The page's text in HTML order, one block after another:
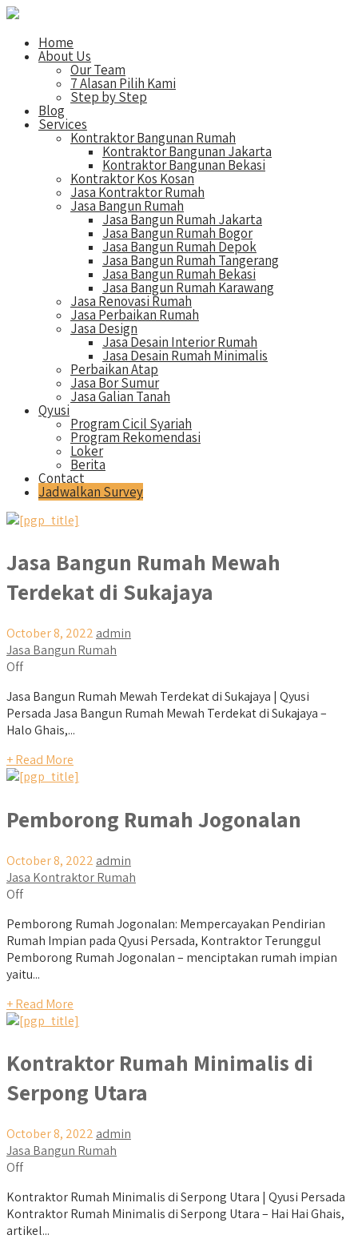
Home
About Us
Our Team
7 Alasan Pilih Kami
Step by Step
Blog
Services
Kontraktor Bangunan Rumah
Kontraktor Bangunan Jakarta
Kontraktor Bangunan Bekasi
Kontraktor Kos Kosan
Jasa Kontraktor Rumah
Jasa Bangun Rumah
Jasa Bangun Rumah Jakarta
Jasa Bangun Rumah Bogor
Jasa Bangun Rumah Depok
Jasa Bangun Rumah Tangerang
Jasa Bangun Rumah Bekasi
Jasa Bangun Rumah Karawang
Jasa Renovasi Rumah
Jasa Perbaikan Rumah
Jasa Design
Jasa Desain Interior Rumah
Jasa Desain Rumah Minimalis
Perbaikan Atap
Jasa Bor Sumur
Jasa Galian Tanah
Qyusi
Program Cicil Syariah
Program Rekomendasi
Loker
Berita
Contact
Jadwalkan Survey
Jasa Bangun Rumah Mewah
Terdekat di Sukajaya
October 8, 2022 admin
Jasa Bangun Rumah
Off
Jasa Bangun Rumah Mewah Terdekat di Sukajaya | Qyusi
Persada Jasa Bangun Rumah Mewah Terdekat di Sukajaya –
Halo Ghais,...
+ Read More
Pemborong Rumah Jogonalan
October 8, 2022 admin
Jasa Kontraktor Rumah
Off
Pemborong Rumah Jogonalan: Mempercayakan Pendirian
Rumah Impian pada Qyusi Persada, Kontraktor Terunggul
Pemborong Rumah Jogonalan – menciptakan rumah impian
yaitu...
+ Read More
Kontraktor Rumah Minimalis di
Serpong Utara
October 8, 2022 admin
Jasa Bangun Rumah
Off
Kontraktor Rumah Minimalis di Serpong Utara | Qyusi Persada
Kontraktor Rumah Minimalis di Serpong Utara – Hai Hai Ghais,
artikel...